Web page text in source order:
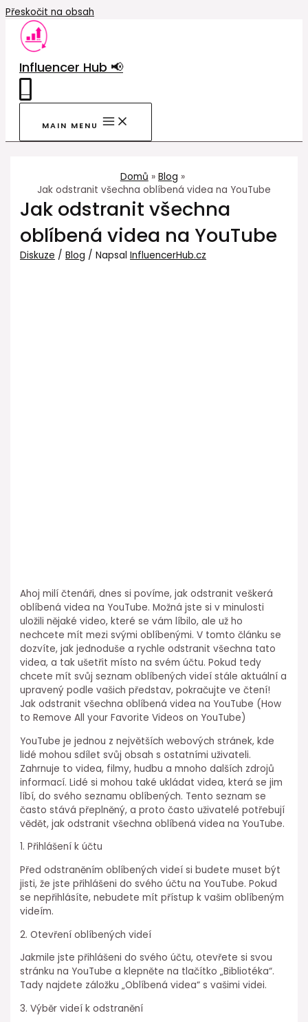
Přeskočit na obsah
Influencer Hub 📢
MAIN MENU
Domů
Blog
Jak odstranit všechna oblíbená videa na YouTube
Jak odstranit všechna
oblíbená videa na YouTube
Diskuze /Blog / NapsalInfluencerHub.cz
Ahoj milí čtenáři, dnes si povíme, jak odstranit veškerá
oblíbená videa na YouTube. Možná jste si v minulosti
uložili nějaké video, které se vám líbilo, ale už ho
nechcete mít mezi svými oblíbenými. V tomto článku se
dozvíte, jak jednoduše a rychle odstranit všechna tato
videa, a tak ušetřit místo na svém účtu. Pokud tedy
chcete mít svůj seznam oblíbených videí stále aktuální a
upravený podle vašich představ, pokračujte ve čtení!
Jak odstranit všechna oblíbená videa na YouTube (How
to Remove All your Favorite Videos on YouTube)
YouTube je jednou z největších webových stránek, kde
lidé mohou sdílet svůj obsah s ostatními uživateli.
Zahrnuje to videa, filmy, hudbu a mnoho dalších zdrojů
informací. Lidé si mohou také ukládat videa, která se jim
líbí, do svého seznamu oblíbených. Tento seznam se
často stává přeplněný, a proto často uživatelé potřebují
vědět, jak odstranit všechna oblíbená videa na YouTube.
1. Přihlášení k účtu
Před odstraněním oblíbených videí si budete muset být
jisti, že jste přihlášeni do svého účtu na YouTube. Pokud
se nepřihlásíte, nebudete mít přístup k vašim oblíbeným
videím.
2. Otevření oblíbených videí
Jakmile jste přihlášeni do svého účtu, otevřete si svou
stránku na YouTube a klepněte na tlačítko „Bibliotéka“.
Tady najdete záložku „Oblíbená videa“ s vašimi videi.
3. Výběr videí k odstranění